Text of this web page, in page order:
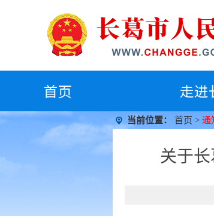
首页 走进
当前位置： 首页 > 通
关于